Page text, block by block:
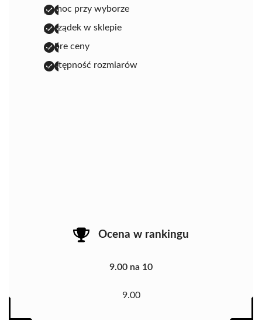
pomoc przy wyborze
porządek w sklepie
dobre ceny
dostępność rozmiarów
Ocena w rankingu
9.00 na 10
9.00